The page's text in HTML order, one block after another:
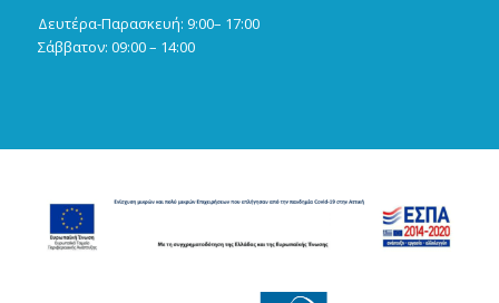
Δευτέρα-Παρασκευή: 9:00– 17:00
Σάββατον: 09:00 – 14:00